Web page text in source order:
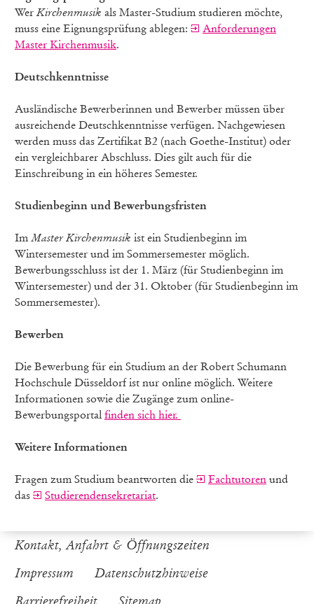
Wer Kirchenmusik als Master-Studium studieren möchte,
muss eine Eignungsprüfung ablegen:
Anforderungen
Master Kirchenmusik.
Deutschkenntnisse
Ausländische Bewerberinnen und Bewerber müssen über
ausreichende Deutschkenntnisse verfügen. Nachgewiesen
werden muss das Zertifikat B2 (nach Goethe-Institut) oder
ein vergleichbarer Abschluss. Dies gilt auch für die
Einschreibung in ein höheres Semester.
Studienbeginn und Bewerbungsfristen
Im Master Kirchenmusik ist ein Studienbeginn im
Wintersemester und im Sommersemester möglich.
Bewerbungsschluss ist der 1. März (für Studienbeginn im
Wintersemester) und der 31. Oktober (für Studienbeginn im
Sommersemester).
Bewerben
Die Bewerbung für ein Studium an der Robert Schumann
Hochschule Düsseldorf ist nur online möglich. Weitere
Informationen sowie die Zugänge zum online-
Bewerbungsportal finden sich hier.
Weitere Informationen
Fragen zum Studium beantworten die Fachtutoren und
das
Studierendensekretariat.
Kontakt, Anfahrt & Öffnungszeiten
Impressum
Datenschutzhinweise